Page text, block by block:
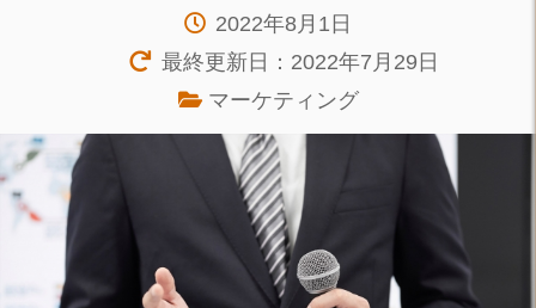
2022年8月1日
最終更新日：2022年7月29日
マーケティング